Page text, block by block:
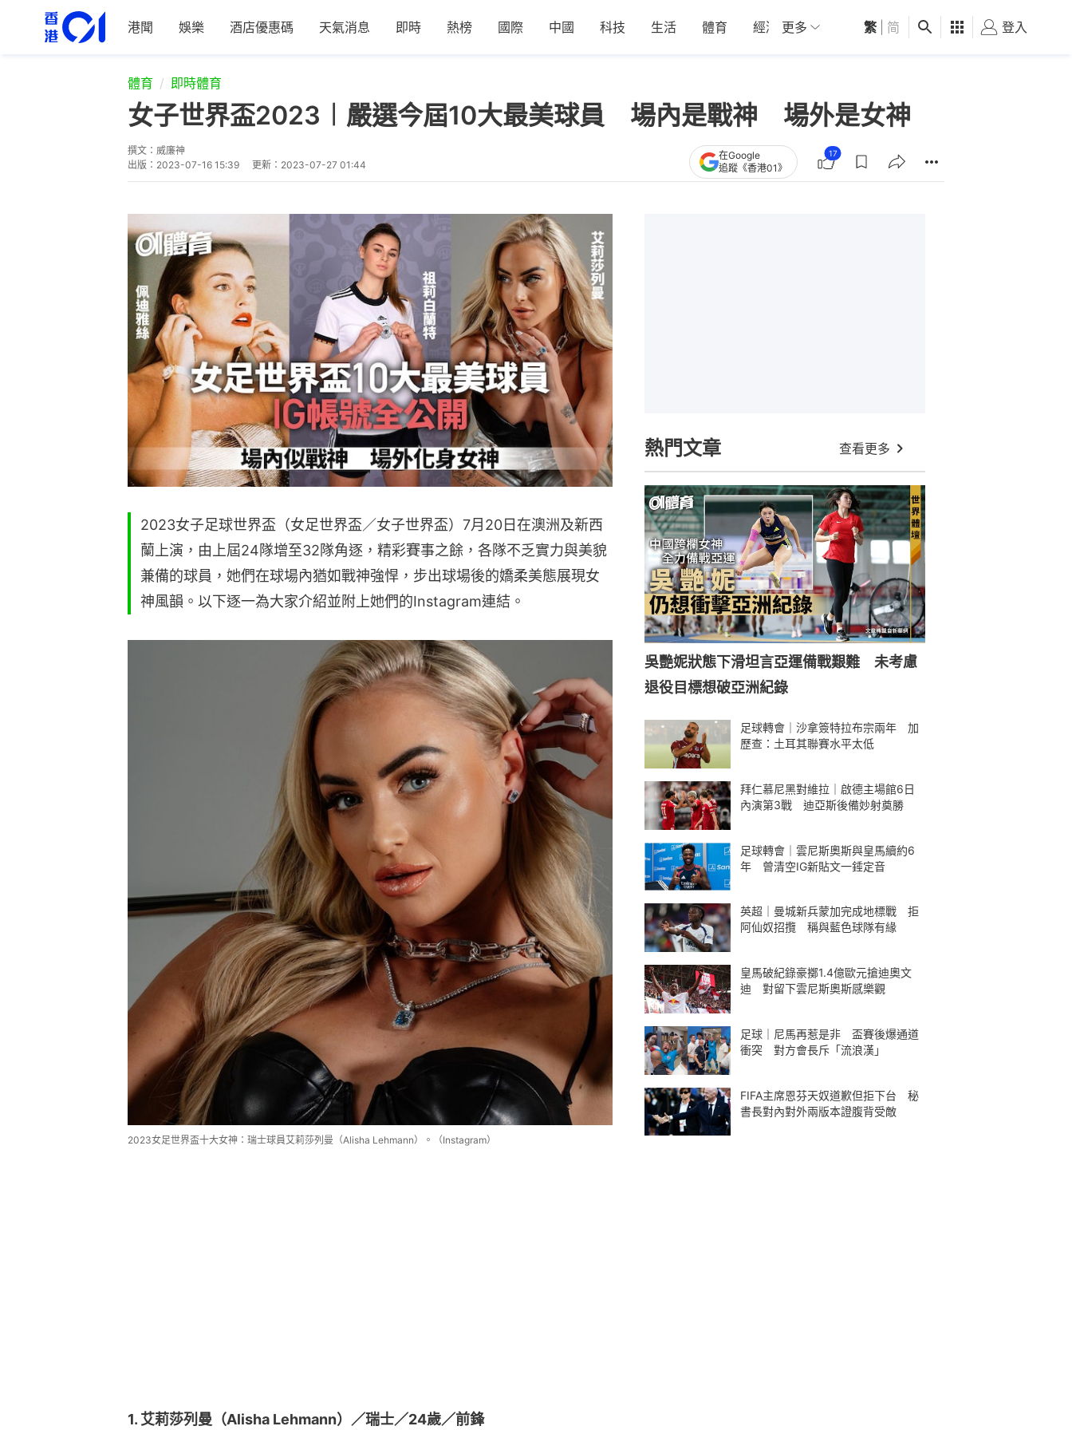
港聞 娛樂 酒店優惠碼 天氣消息 即時 熱榜 國際 中國 科技 生活 體育 經濟 01深圳 觀點 健康 好食玩飛
更多 繁 简 登入
體育 即時體育
女子世界盃2023︱嚴選今屆10大最美球員 場內是戰神 場外是女神
撰文： 威廉神
出版： 2023-07-16 15:39 更新： 2023-07-27 01:44
在Google
追蹤《香港01》
17
2023女子足球世界盃（女足世界盃／女子世界盃）7月20日在澳洲及新西
蘭上演，由上屆24隊增至32隊角逐，精彩賽事之餘，各隊不乏實力與美貌
兼備的球員，她們在球場內猶如戰神強悍，步出球場後的嬌柔美態展現女
神風韻。以下逐一為大家介紹並附上她們的Instagram連結。
2023女足世界盃十大女神：瑞士球員艾莉莎列曼（Alisha Lehmann）。（Instagram）
1. 艾莉莎列曼（Alisha Lehmann）／瑞士／24歲／前鋒
熱門文章 查看更多
吳艷妮狀態下滑坦言亞運備戰艱難 未考慮
退役目標想破亞洲紀錄
足球轉會｜沙拿簽特拉布宗兩年 加
歷查：土耳其聯賽水平太低
拜仁慕尼黑對維拉｜啟德主場館6日
內演第3戰 迪亞斯後備妙射奠勝
足球轉會｜雲尼斯奧斯與皇馬續約6
年 曾清空IG新貼文一錘定音
英超｜曼城新兵蒙加完成地標戰 拒
阿仙奴招攬 稱與藍色球隊有緣
皇馬破紀錄豪擲1.4億歐元搶迪奧文
迪 對留下雲尼斯奧斯感樂觀
足球｜尼馬再惹是非 盃賽後爆通道
衝突 對方會長斥「流浪漢」
FIFA主席恩芬天奴道歉但拒下台 秘
書長對內對外兩版本證腹背受敵